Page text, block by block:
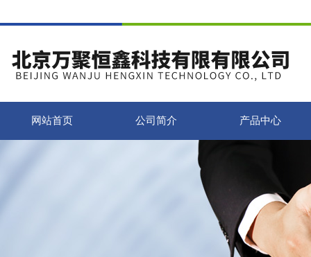
网站首页 公司简介 产品中心